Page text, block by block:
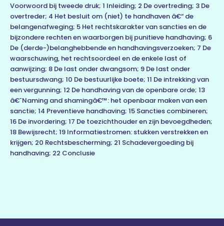
Voorwoord bij tweede druk; 1 Inleiding; 2 De overtreding; 3 De
overtreder; 4 Het besluit om (niet) te handhaven â€“ de
belangenafweging; 5 Het rechtskarakter van sancties en de
bijzondere rechten en waarborgen bij punitieve handhaving; 6
De (derde-)belanghebbende en handhavingsverzoeken; 7 De
waarschuwing, het rechtsoordeel en de enkele last of
aanwijzing; 8 De last onder dwangsom; 9 De last onder
bestuursdwang; 10 De bestuurlijke boete; 11 De intrekking van
een vergunning; 12 De handhaving van de openbare orde; 13
â€˜Naming and shamingâ€™: het openbaar maken van een
sanctie; 14 Preventieve handhaving; 15 Sancties combineren;
16 De invordering; 17 De toezichthouder en zijn bevoegdheden;
18 Bewijsrecht; 19 Informatiestromen: stukken verstrekken en
krijgen; 20 Rechtsbescherming; 21 Schadevergoeding bij
handhaving; 22 Conclusie